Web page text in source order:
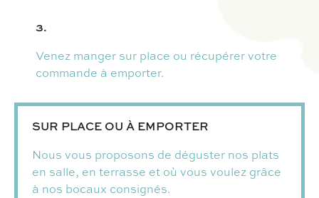
3.
Venez manger sur place ou récupérer votre
commande à emporter.
SUR PLACE OU À EMPORTER
Nous vous proposons de déguster nos plats
en salle, en terrasse et où vous voulez grâce
à nos bocaux consignés.